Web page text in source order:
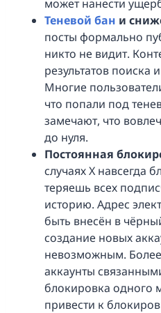
может нанести
Теневой бан и
посты формально
никто не видит.
результатов поиска
Многие
что попали под
замечают, что
до нуля.
Постоянная
случаях X навсегда
теряешь всех
историю. Адрес
быть внесён в
создание новых
невозможным. Более
аккаунты
блокировка одного
привести к